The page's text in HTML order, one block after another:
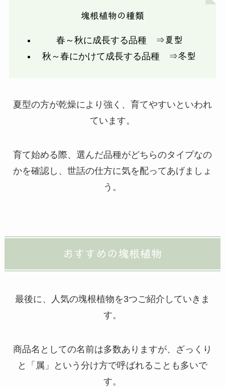
塊根植物の種類
春～秋に成長する品種 ⇒夏型
秋～春にかけて成長する品種 ⇒冬型
夏型の方が乾燥により強く、育てやすいといわれ
ています。
育て始める際、選んだ品種がどちらのタイプなの
かを確認し、世話の仕方に気を配ってあげましょ
う。
おすすめの塊根植物
最後に、人気の塊根植物を3つご紹介していきま
す。
商品名としての名前は多数ありますが、ざっくり
と「属」という分け方で呼ばれることも多いで
す。